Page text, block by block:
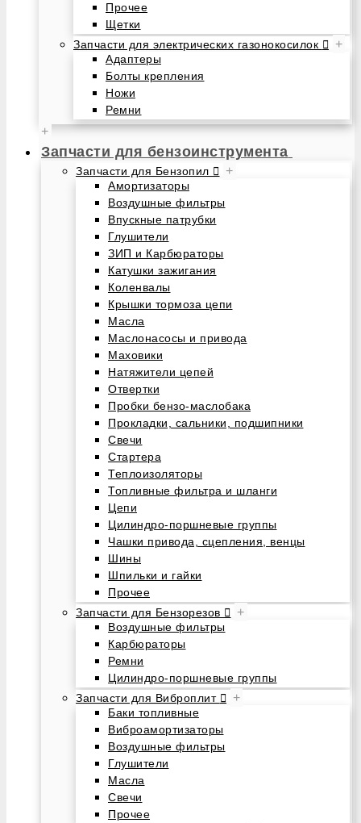
Прочее
Щетки
Запчасти для электрических газонокосилок
+
Адаптеры
Болты крепления
Ножи
Ремни
+
Запчасти для бензоинструмента
Запчасти для Бензопил +
Амортизаторы
Воздушные фильтры
Впускные патрубки
Глушители
ЗИП и Карбюраторы
Катушки зажигания
Коленвалы
Крышки тормоза цепи
Масла
Маслонасосы и привода
Маховики
Натяжители цепей
Отвертки
Пробки бензо-маслобака
Прокладки, сальники, подшипники
Свечи
Стартера
Теплоизоляторы
Топливные фильтра и шланги
Цепи
Цилиндро-поршневые группы
Чашки привода, сцепления, венцы
Шины
Шпильки и гайки
Прочее
Запчасти для Бензорезов
+
Воздушные фильтры
Карбюраторы
Ремни
Цилиндро-поршневые группы
Запчасти для Виброплит
+
Баки топливные
Виброамортизаторы
Воздушные фильтры
Глушители
Масла
Свечи
Прочее